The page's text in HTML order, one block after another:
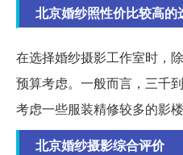
北京婚纱照性价比较高的
在选择婚纱摄影工作室时，
预算考虑。一般而言，三千
考虑一些服装精修较多的影
北京婚纱摄影综合评价